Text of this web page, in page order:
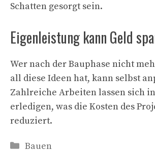
Schatten gesorgt sein.
Eigenleistung kann Geld
Wer nach der Bauphase nicht
all diese Ideen hat, kann selbst
Zahlreiche Arbeiten lassen sich
erledigen, was die Kosten des
reduziert.
Kategorien
Bauen